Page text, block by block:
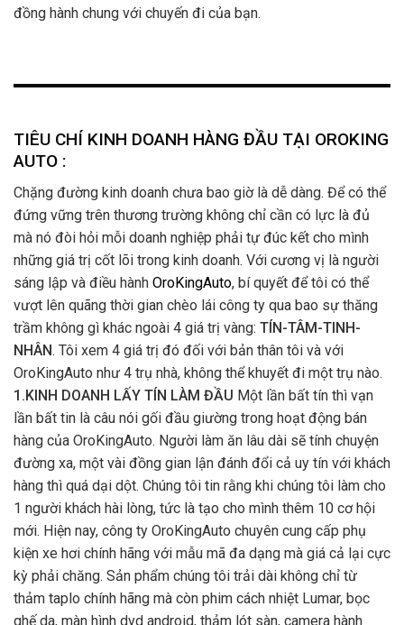
đồng hành chung với chuyến đi của bạn.
TIÊU CHÍ KINH DOANH HÀNG ĐẦU TẠI OROKING
AUTO :
Chặng đường kinh doanh chưa bao giờ là dễ dàng. Để có thể
đứng vững trên thương trường không chỉ cần có lực là đủ
mà nó đòi hỏi mỗi doanh nghiệp phải tự đúc kết cho mình
những giá trị cốt lõi trong kinh doanh. Với cương vị là người
sáng lập và điều hành OroKingAuto, bí quyết để tôi có thể
vượt lên quãng thời gian chèo lái công ty qua bao sự thăng
trầm không gì khác ngoài 4 giá trị vàng: TÍN-TÂM-TINH-
NHÂN. Tôi xem 4 giá trị đó đối với bản thân tôi và với
OroKingAuto như 4 trụ nhà, không thể khuyết đi một trụ nào.
1.KINH DOANH LẤY TÍN LÀM ĐẦU Một lần bất tín thì vạn
lần bất tin là câu nói gối đầu giường trong hoạt động bán
hàng của OroKingAuto. Người làm ăn lâu dài sẽ tính chuyện
đường xa, một vài đồng gian lận đánh đổi cả uy tín với khách
hàng thì quá dại dột. Chúng tôi tin rằng khi chúng tôi làm cho
1 người khách hài lòng, tức là tạo cho mình thêm 10 cơ hội
mới. Hiện nay, công ty OroKingAuto chuyên cung cấp phụ
kiện xe hơi chính hãng với mẫu mã đa dạng mà giá cả lại cực
kỳ phải chăng. Sản phẩm chúng tôi trải dài không chỉ từ
thảm taplo chính hãng mà còn phim cách nhiệt Lumar, bọc
ghế da, màn hình dvd android, thảm lót sàn, camera hành